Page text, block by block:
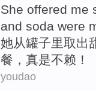
She offered me
and soda were
她从罐子里取出
餐 ，真是不赖 ！
youdao